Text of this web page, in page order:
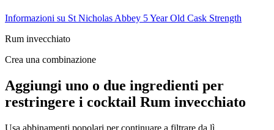
Informazioni su St Nicholas Abbey 5 Year Old Cask Strength
Rum invecchiato
Crea una combinazione
Aggiungi uno o due ingredienti per
restringere i cocktail Rum invecchiato
Usa abbinamenti popolari per continuare a filtrare da lì.